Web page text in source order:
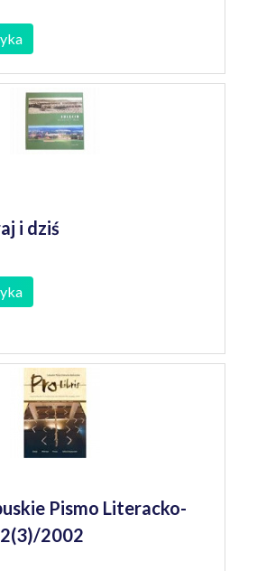
i dziś
Pismo Literacko-
2002